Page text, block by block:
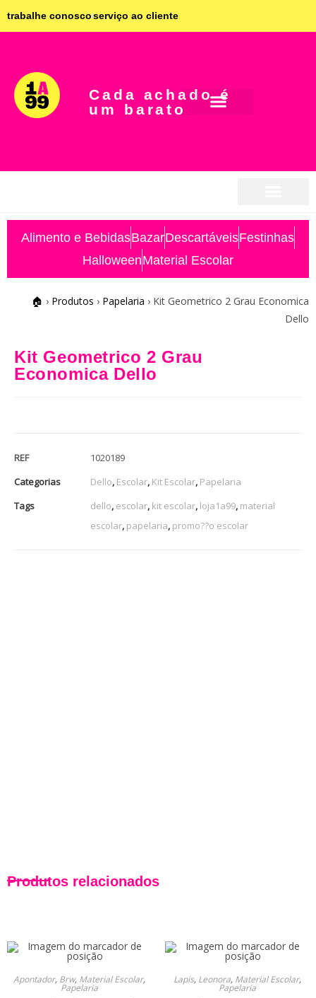
trabalhe conoscoserviço ao cliente
Cada achado é
um barato
Alimento e BebidasBazarDescartáveisFestinhas
HalloweenMaterial Escolar
🏠 › Produtos › Papelaria › Kit Geometrico 2 Grau Economica
Dello
Kit Geometrico 2 Grau
Economica Dello
REF
1020189
Categorias
Dello, Escolar, Kit Escolar, Papelaria
Tags
dello, escolar, kit escolar, loja1a99, material
escolar, papelaria, promo??o escolar
Produtos relacionados
Apontador, Brw, Material Escolar,
Papelaria
Lapis, Leonora, Material Escolar,
Papelaria